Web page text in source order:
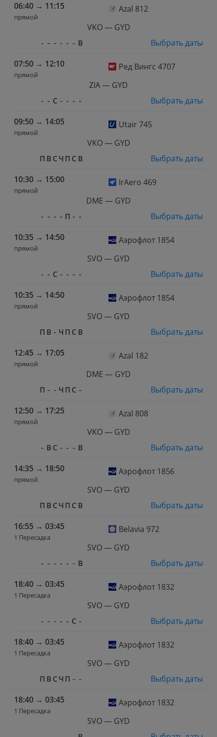
06:40 → 11:15
прямой
Azal 812
VKO — GYD
- - - - - - В
Выбрать даты
07:50 → 12:10
прямой
Ред Вингс 4707
ZIA — GYD
- - С - - - -
Выбрать даты
09:50 → 14:05
прямой
Utair 745
VKO — GYD
П В С Ч П С В
Выбрать даты
10:30 → 15:00
прямой
IrAero 469
DME — GYD
- - - - П - -
Выбрать даты
10:35 → 14:50
прямой
Аэрофлот 1854
SVO — GYD
- - С - - - -
Выбрать даты
10:35 → 14:50
прямой
Аэрофлот 1854
SVO — GYD
П В - Ч П С В
Выбрать даты
12:45 → 17:05
прямой
Azal 182
DME — GYD
П - - Ч П С -
Выбрать даты
12:50 → 17:25
прямой
Azal 808
VKO — GYD
- В С - - - В
Выбрать даты
14:35 → 18:50
прямой
Аэрофлот 1856
SVO — GYD
П В С Ч П С В
Выбрать даты
16:55 → 03:45
1 Пересадка
Belavia 972
SVO — GYD
- - - - - - В
Выбрать даты
18:40 → 03:45
1 Пересадка
Аэрофлот 1832
SVO — GYD
- - - - - С -
Выбрать даты
18:40 → 03:45
1 Пересадка
Аэрофлот 1832
SVO — GYD
П В С Ч П - -
Выбрать даты
18:40 → 03:45
1 Пересадка
Аэрофлот 1832
SVO — GYD